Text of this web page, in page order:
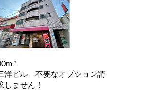
2
洋ビル 不要なオプション請
しません！